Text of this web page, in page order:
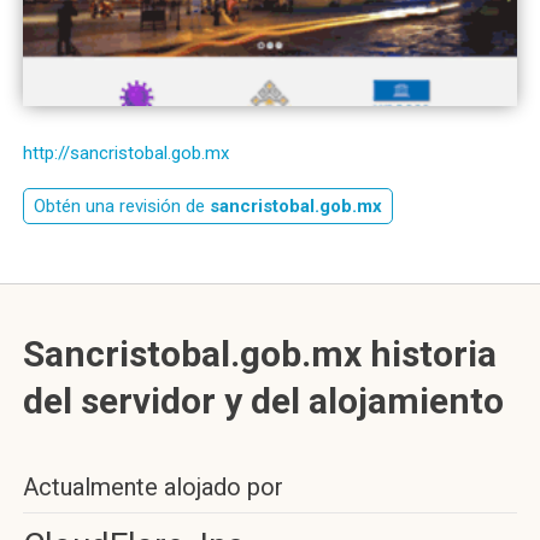
http://sancristobal.gob.mx
Obtén una revisión de sancristobal.gob.mx
Sancristobal.gob.mx historia
del servidor y del alojamiento
Actualmente alojado por